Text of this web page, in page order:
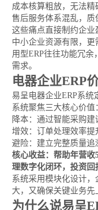
成本核算粗放，无法
售后服务体系混乱，质
这些痛点直接制约企业
中小企业资源有限，更
用型ERP往往功能冗
需求。
电器企业ERP
易呈电器企业ERP系统
系统聚焦三大核心价值
降本：通过智能采购建
增效：订单处理效率提
避险：建立完整质量
核心收益：帮助年营收
理数字化闭环，投资回
系统采用模块化设计
大，又确保关键业务先
为什么说易呈